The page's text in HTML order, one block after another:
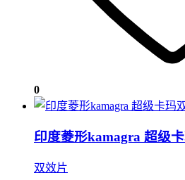
0
印度菱形kamagra 超级
双效片